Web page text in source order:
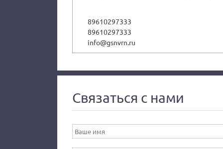
89610297333
89610297333
info@gsnvrn.ru
Связаться с нами